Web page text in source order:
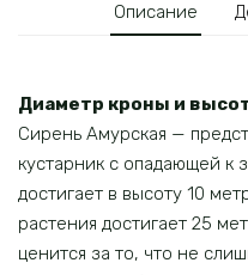
Описание
Диаметр кроны и
Сирень Амурская —
кустарник с опадающей к
достигает в высоту 10
растения достигает 25
ценится за то, что не